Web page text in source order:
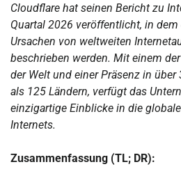
Cloudflare hat seinen Bericht zu
Quartal 2026 veröffentlicht, in
Ursachen von weltweiten
beschrieben werden. Mit einem
der Welt und einer Präsenz in
als 125 Ländern, verfügt das
einzigartige Einblicke in die
Internets.
Zusammenfassung (TL; DR):